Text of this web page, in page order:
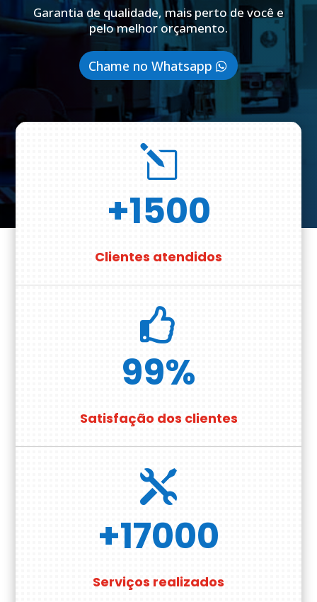
Garantia de qualidade, mais perto de você e
pelo melhor orçamento.
Chame no Whatsapp
l
+1500
Clientes atendidos

99%
Satisfação dos clientes

+17000
Serviços realizados